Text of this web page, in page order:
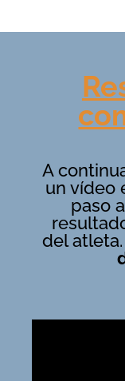
A
un vídeo
paso
del atleta.